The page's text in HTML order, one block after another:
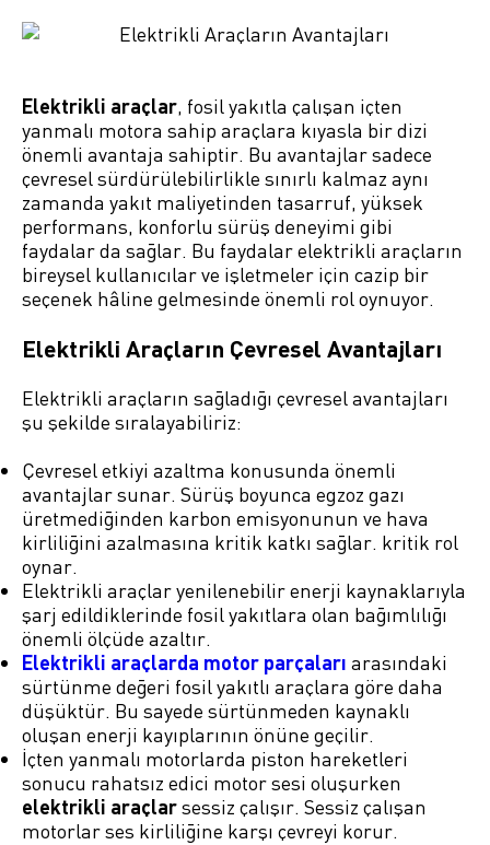
Elektrikli araçlar, fosil yakıtla çalışan içten
yanmalı motora sahip araçlara kıyasla bir dizi
önemli avantaja sahiptir. Bu avantajlar sadece
çevresel sürdürülebilirlikle sınırlı kalmaz aynı
zamanda yakıt maliyetinden tasarruf, yüksek
performans, konforlu sürüş deneyimi gibi
faydalar da sağlar. Bu faydalar elektrikli araçların
bireysel kullanıcılar ve işletmeler için cazip bir
seçenek hâline gelmesinde önemli rol oynuyor.
Elektrikli Araçların Çevresel Avantajları
Elektrikli araçların sağladığı çevresel avantajları
şu şekilde sıralayabiliriz:
Çevresel etkiyi azaltma konusunda önemli
avantajlar sunar. Sürüş boyunca egzoz gazı
üretmediğinden karbon emisyonunun ve hava
kirliliğini azalmasına kritik katkı sağlar. kritik rol
oynar.
Elektrikli araçlar yenilenebilir enerji kaynaklarıyla
şarj edildiklerinde fosil yakıtlara olan bağımlılığı
önemli ölçüde azaltır.
Elektrikli araçlarda motor parçaları arasındaki
sürtünme değeri fosil yakıtlı araçlara göre daha
düşüktür. Bu sayede sürtünmeden kaynaklı
oluşan enerji kayıplarının önüne geçilir.
İçten yanmalı motorlarda piston hareketleri
sonucu rahatsız edici motor sesi oluşurken
elektrikli araçlarsessiz çalışır. Sessiz çalışan
motorlar ses kirliliğine karşı çevreyi korur.